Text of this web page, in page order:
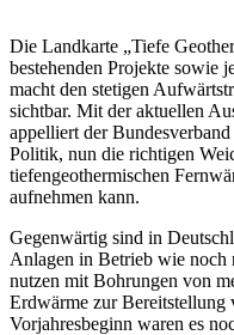
Die Landkarte „Tiefe
bestehenden Projekte sowie
macht den stetigen
sichtbar. Mit der aktuellen
appelliert der
Politik, nun die richtigen
tiefengeothermischen
aufnehmen kann.
Gegenwärtig sind in
Anlagen in Betrieb wie noch
nutzen mit Bohrungen von
Erdwärme zur
Vorjahresbeginn waren es